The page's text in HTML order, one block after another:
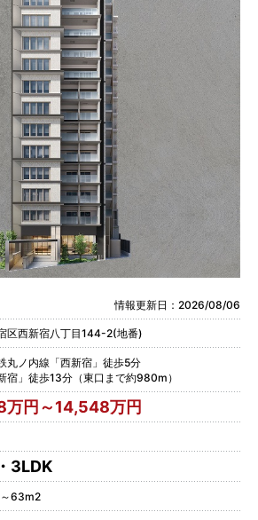
情報更新日：2026/08/06
区西新宿八丁目144-2(地番)
丸ノ内線「西新宿」徒歩5分
宿」徒歩13分（東口まで約980m）
万円～14,548万円
3LDK
63m2